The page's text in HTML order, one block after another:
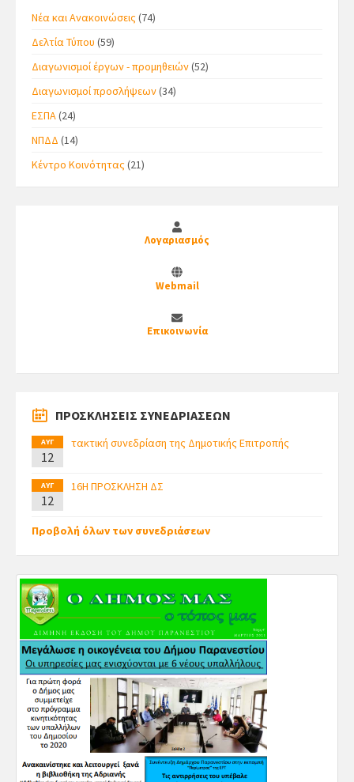
Νέα και Ανακοινώσεις(74)
Δελτία Τύπου (59)
Διαγωνισμοί έργων - προμηθειών(52)
Διαγωνισμοί προσλήψεων(34)
ΕΣΠΑ(24)
ΝΠΔΔ (14)
Κέντρο Κοινότητας(21)
Λογαριασμός
Webmail
Επικοινωνία
ΠΡΟΣΚΛΗΣΕΙΣ ΣΥΝΕΔΡΙΑΣΕΩΝ
ΑΥΓ
12
τακτική συνεδρίαση της Δημοτικής Επιτροπής
ΑΥΓ
12
16Η ΠΡΟΣΚΛΗΣΗ ΔΣ
Προβολή όλων των συνεδριάσεων